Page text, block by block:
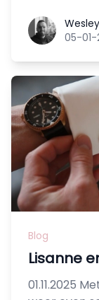
Wesley van
05-01-
Blog
Lisanne
01.11.2025